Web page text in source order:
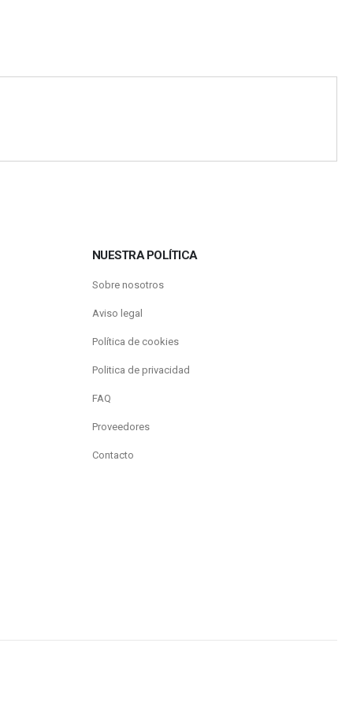
NUESTRA POLÍTICA
Sobre nosotros
Aviso legal
Política de cookies
Politica de privacidad
FAQ
Proveedores
Contacto